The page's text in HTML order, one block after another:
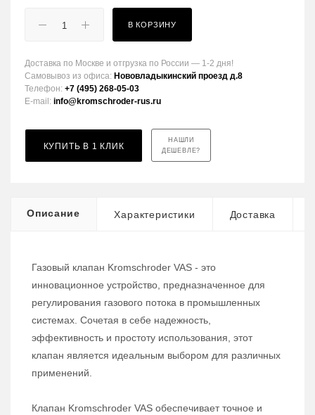
В КОРЗИНУ
Доставка по Москве и отгрузка по России — 1-2 дня!
Самовывоз из офиса: Нововладыкинский проезд д.8
Телефон: +7 (495) 268-05-03
E-mail: info@kromschroder-rus.ru
КУПИТЬ В 1 КЛИК
НАШЛИ
ДЕШЕВЛЕ?
Описание Характеристики Доставка
Газовый клапан Kromschroder VAS - это
инновационное устройство, предназначенное для
регулирования газового потока в промышленных
системах. Сочетая в себе надежность,
эффективность и простоту использования, этот
клапан является идеальным выбором для различных
применений.
Клапан Kromschroder VAS обеспечивает точное и